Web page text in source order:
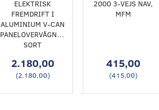
ELEKTRISK
FREMDRIFT I
ALUMINIUM V-CAN
PANELOVERVÅGNING,
SORT
2.180,00
(2.180,00)
2000 3-VEJS NAV,
MFM
415,00
(415,00)